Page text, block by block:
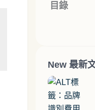
目錄
New 最新